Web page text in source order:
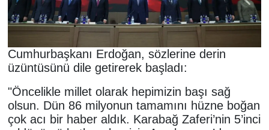
Cumhurbaşkanı Erdoğan, sözlerine derin
üzüntüsünü dile getirerek başladı:
"Öncelikle millet olarak hepimizin başı sağ
olsun. Dün 86 milyonun tamamını hüzne boğan
çok acı bir haber aldık. Karabağ Zaferi’nin 5’inci